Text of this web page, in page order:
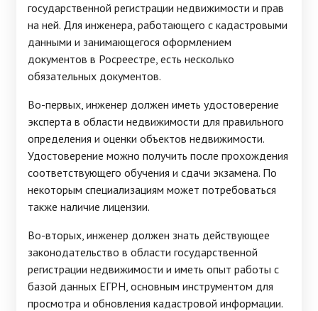
государственной регистрации недвижимости и прав
на ней. Для инженера, работающего с кадастровыми
данными и занимающегося оформлением
документов в Росреестре, есть несколько
обязательных документов.
Во-первых, инженер должен иметь удостоверение
эксперта в области недвижимости для правильного
определения и оценки объектов недвижимости.
Удостоверение можно получить после прохождения
соответствующего обучения и сдачи экзамена. По
некоторым специализациям может потребоваться
также наличие лицензии.
Во-вторых, инженер должен знать действующее
законодательство в области государственной
регистрации недвижимости и иметь опыт работы с
базой данных ЕГРН, основным инструментом для
просмотра и обновления кадастровой информации.